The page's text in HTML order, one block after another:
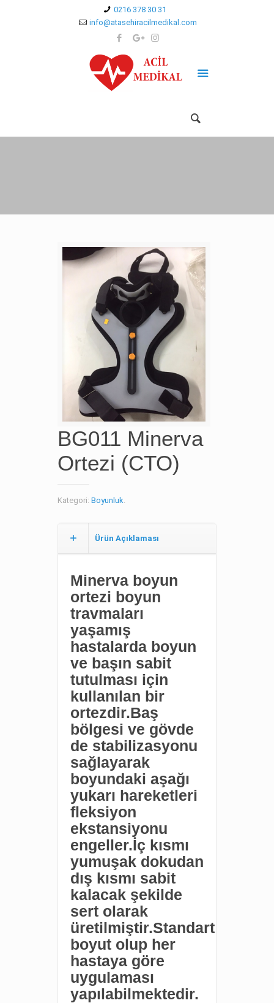
0216 378 30 31
info@atasehiracilmedikal.com
BG011 Minerva
Ortezi (CTO)
Kategori: Boyunluk
Ürün Açıklaması
Minerva boyun
ortezi boyun
travmaları
yaşamış
hastalarda boyun
ve başın sabit
tutulması için
kullanılan bir
ortezdir.Baş
bölgesi ve gövde
de stabilizasyonu
sağlayarak
boyundaki aşağı
yukarı hareketleri
fleksiyon
ekstansiyonu
engeller.İç kısmı
yumuşak dokudan
dış kısmı sabit
kalacak şekilde
sert olarak
üretilmiştir.Standart
boyut olup her
hastaya göre
uygulaması
yapılabilmektedir.